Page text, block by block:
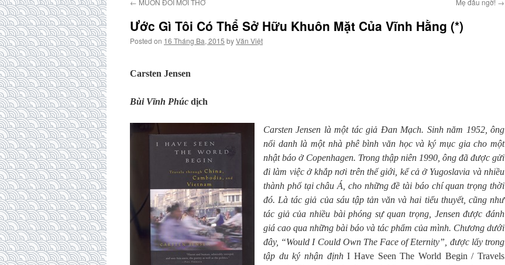
← MUỐN ĐỔI MỚI THƠ Mẹ đâu ngờ! →
Ước Gì Tôi Có Thể Sở Hữu Khuôn Mặt Của Vĩnh Hằng (*)
Posted on 16 Tháng Ba, 2015 byVăn Việt
Carsten Jensen
Bùi Vĩnh Phúc dịch
Carsten Jensen là một tác giả Đan Mạch. Sinh năm 1952, ông
nổi danh là một nhà phê bình văn học và ký mục gia cho một
nhật báo ở Copenhagen. Trong thập niên 1990, ông đã được gửi
đi làm việc ở khắp nơi trên thế giới, kể cả ở Yugoslavia và nhiều
thành phố tại châu Á, cho những đề tài báo chí quan trọng thời
đó. Là tác giả của sáu tập tản văn và hai tiểu thuyết, cũng như
tác giả của nhiều bài phóng sự quan trọng, Jensen được đánh
giá cao qua những bài báo và tác phẩm của mình. Chương dưới
đây, “Would I Could Own The Face of Eternity”, được lấy trong
tập du ký nhận định I Have Seen The World Begin / Travels